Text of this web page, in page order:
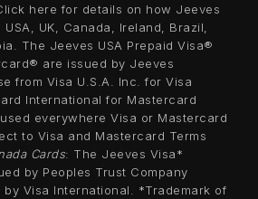
here for details on how Jeeves
UK, Canada, Ireland, Brazil,
The Jeeves USA Prepaid Visa®
are issued by Jeeves
from Visa U.S.A. Inc. for Visa
International for Mastercard
everywhere Visa or Mastercard
to Visa and Mastercard Terms
Cards: The Jeeves Visa*
by Peoples Trust Company
Visa International. *Trademark of